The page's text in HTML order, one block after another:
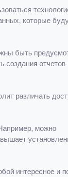
которые
быть
отчетов
различать
можно
интересное и